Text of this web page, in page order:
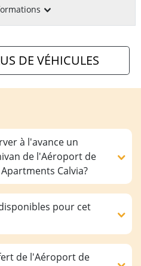
DE VÉHICULES
à l'avance un
de l'Aéroport de
Calvia?
pour cet
de l'Aéroport de